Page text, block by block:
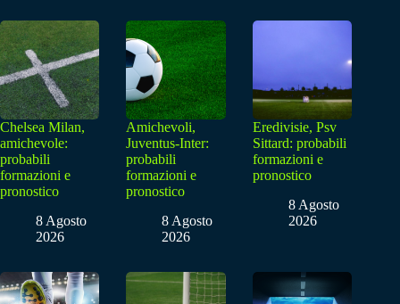
Chelsea Milan,
amichevole:
probabili
formazioni e
pronostico
8 Agosto
2026
Amichevoli,
Juventus-Inter:
probabili
formazioni e
pronostico
8 Agosto
2026
Eredivisie, Psv
Sittard: probabili
formazioni e
pronostico
8 Agosto
2026